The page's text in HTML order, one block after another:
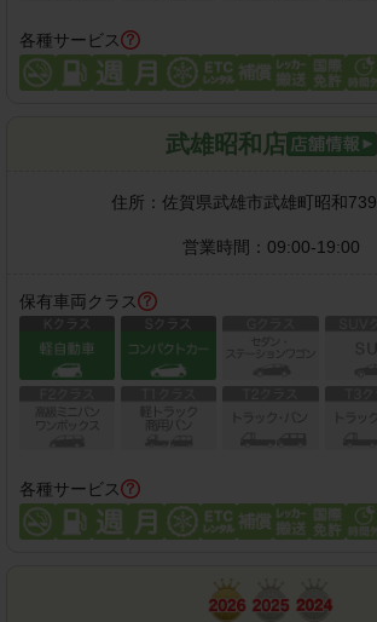
各種サービス
武雄昭和店
住所： 佐賀県武雄市武雄町昭和739
営業時間： 09:00-19:00
保有車両クラス
各種サービス